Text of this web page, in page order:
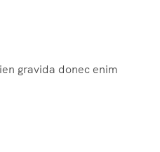
gravida donec enim